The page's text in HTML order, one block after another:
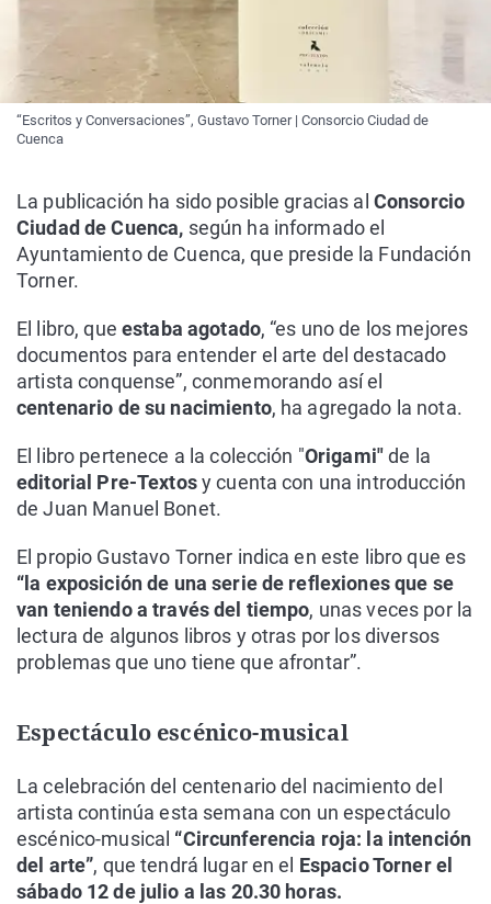
“Escritos y Conversaciones”, Gustavo Torner | Consorcio Ciudad de
Cuenca
La publicación ha sido posible gracias al Consorcio
Ciudad de Cuenca, según ha informado el
Ayuntamiento de Cuenca, que preside la Fundación
Torner.
El libro, que estaba agotado, “es uno de los mejores
documentos para entender el arte del destacado
artista conquense”, conmemorando así el
centenario de su nacimiento, ha agregado la nota.
El libro pertenece a la colección "Origami"de la
editorial Pre-Textosy cuenta con una introducción
de Juan Manuel Bonet.
El propio Gustavo Torner indica en este libro que es
“la exposición de una serie de reflexiones que se
van teniendo a través del tiempo, unas veces por la
lectura de algunos libros y otras por los diversos
problemas que uno tiene que afrontar”.
Espectáculo escénico-musical
La celebración del centenario del nacimiento del
artista continúa esta semana con un espectáculo
escénico-musical “Circunferencia roja: la intención
del arte”, que tendrá lugar en el Espacio Torner el
sábado 12 de julio a las 20.30 horas.